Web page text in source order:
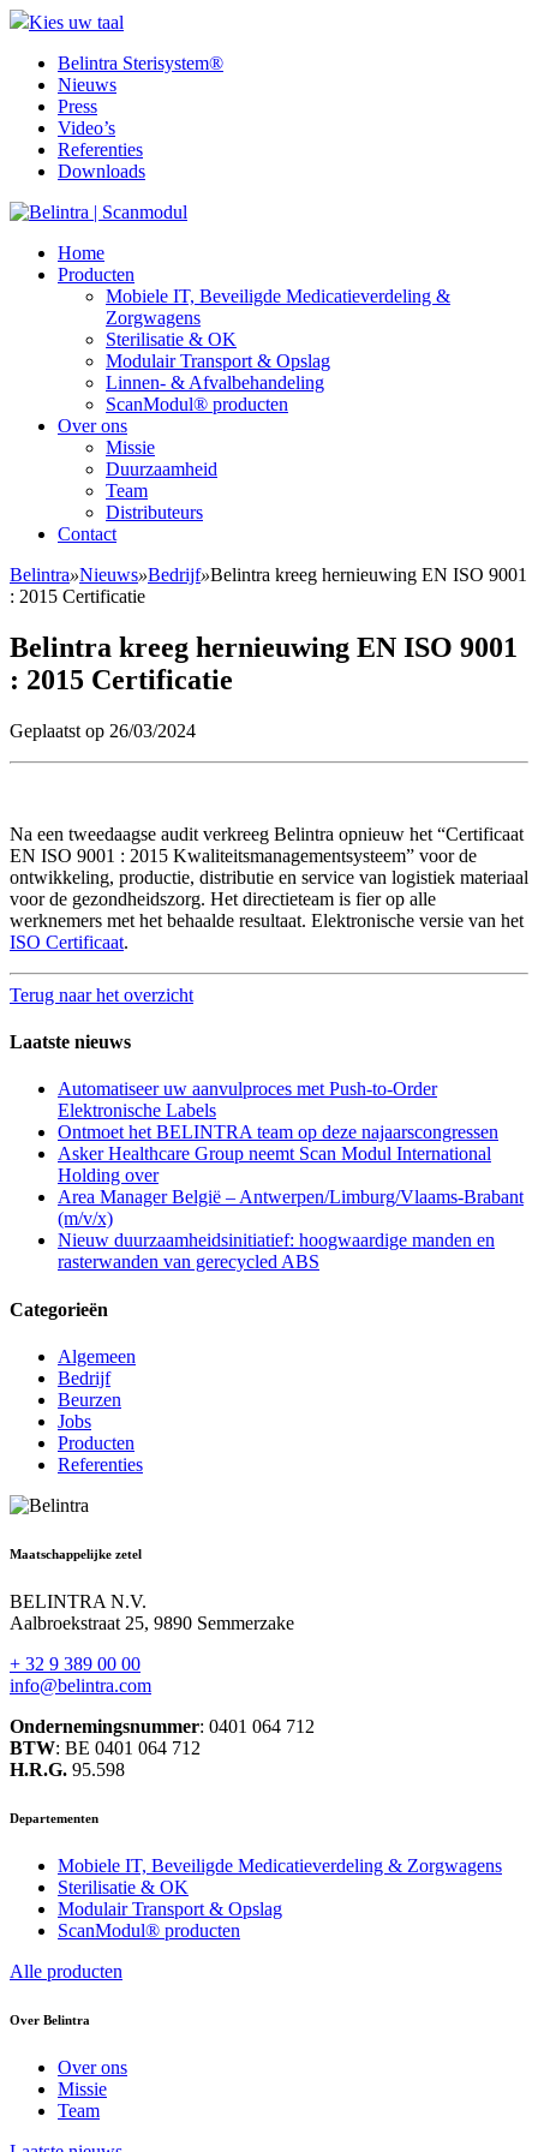
Kies uw taal
Belintra Sterisystem®
Nieuws
Press
Video’s
Referenties
Downloads
Home
Producten
Mobiele IT, Beveiligde Medicatieverdeling &
Zorgwagens
Sterilisatie & OK
Modulair Transport & Opslag
Linnen- & Afvalbehandeling
ScanModul® producten
Over ons
Missie
Duurzaamheid
Team
Distributeurs
Contact
Belintra»Nieuws»Bedrijf»Belintra kreeg hernieuwing EN ISO 9001
: 2015 Certificatie
Belintra kreeg hernieuwing EN ISO 9001
: 2015 Certificatie
Geplaatst op 26/03/2024
Na een tweedaagse audit verkreeg Belintra opnieuw het “Certificaat
EN ISO 9001 : 2015 Kwaliteitsmanagementsysteem” voor de
ontwikkeling, productie, distributie en service van logistiek materiaal
voor de gezondheidszorg. Het directieteam is fier op alle
werknemers met het behaalde resultaat. Elektronische versie van het
ISO Certificaat.
Terug naar het overzicht
Laatste nieuws
Automatiseer uw aanvulproces met Push-to-Order
Elektronische Labels
Ontmoet het BELINTRA team op deze najaarscongressen
Asker Healthcare Group neemt Scan Modul International
Holding over
Area Manager België – Antwerpen/Limburg/Vlaams-Brabant
(m/v/x)
Nieuw duurzaamheidsinitiatief: hoogwaardige manden en
rasterwanden van gerecycled ABS
Categorieën
Algemeen
Bedrijf
Beurzen
Jobs
Producten
Referenties
Maatschappelijke zetel
BELINTRA N.V.
Aalbroekstraat 25, 9890 Semmerzake
+ 32 9 389 00 00
info@belintra.com
Ondernemingsnummer: 0401 064 712
BTW: BE 0401 064 712
H.R.G. 95.598
Departementen
Mobiele IT, Beveiligde Medicatieverdeling & Zorgwagens
Sterilisatie & OK
Modulair Transport & Opslag
ScanModul® producten
Alle producten
Over Belintra
Over ons
Missie
Team